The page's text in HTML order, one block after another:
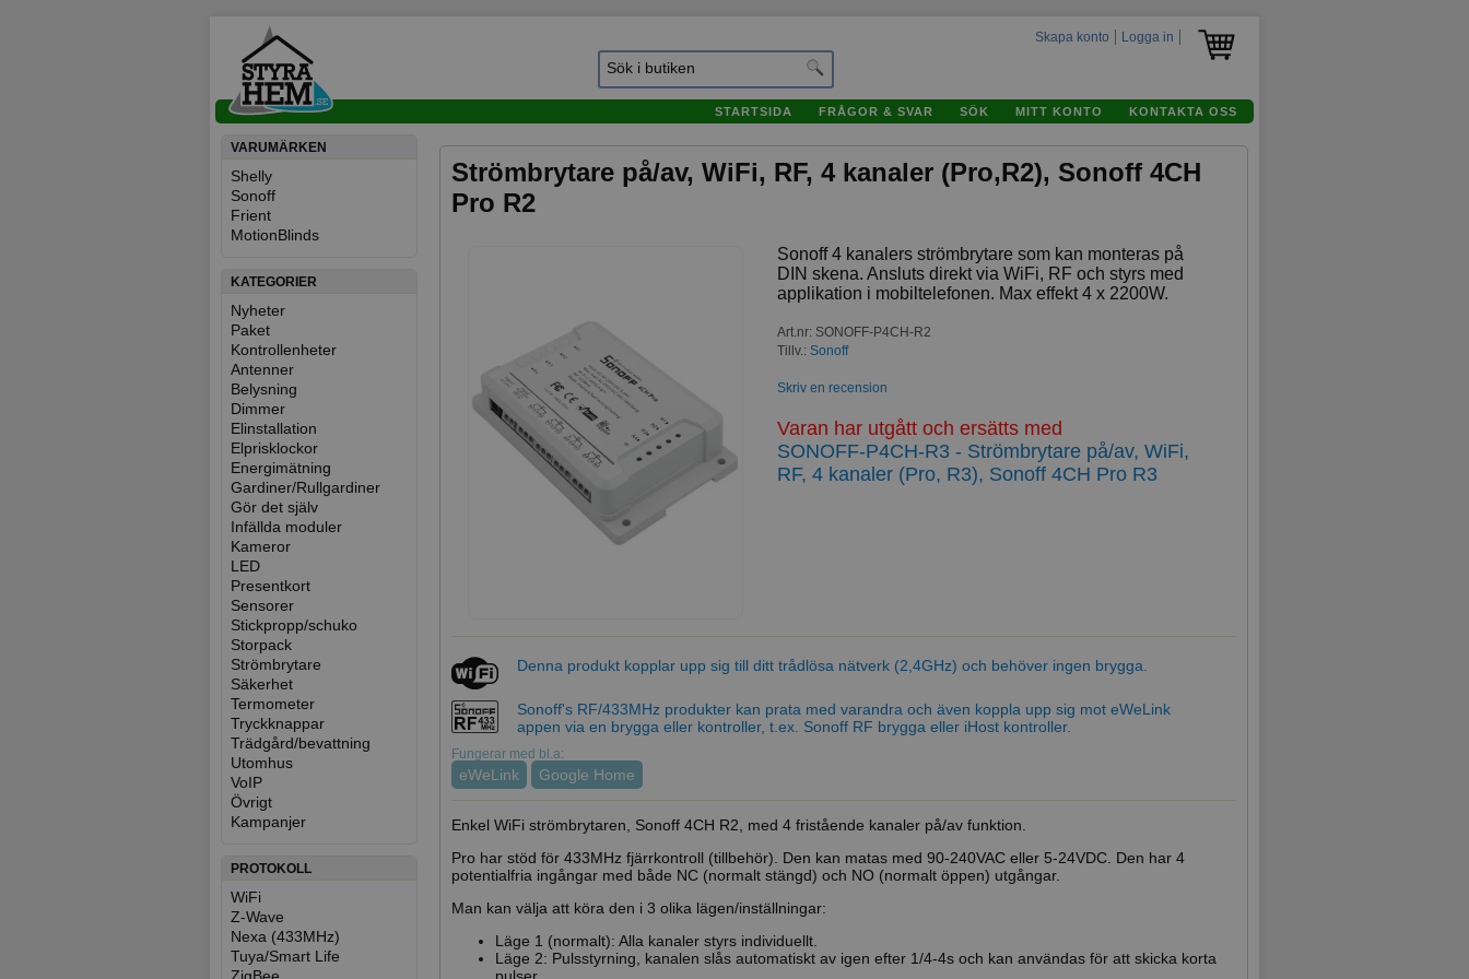
Skapa konto Logga in
STARTSIDA FRÅGOR & SVAR SÖK MITT KONTO KONTAKTA OSS
VARUMÄRKEN
Shelly
Sonoff
Frient
MotionBlinds
KATEGORIER
Nyheter
Paket
Kontrollenheter
Antenner
Belysning
Dimmer
Elinstallation
Elprisklockor
Energimätning
Gardiner/Rullgardiner
Gör det själv
Infällda moduler
Kameror
LED
Presentkort
Sensorer
Stickpropp/schuko
Storpack
Strömbrytare
Säkerhet
Termometer
Tryckknappar
Trädgård/bevattning
Utomhus
VoIP
Övrigt
Kampanjer
PROTOKOLL
WiFi
Z-Wave
Nexa (433MHz)
Tuya/Smart Life
Strömbrytare på/av, WiFi, RF, 4 kanaler (Pro,R2), Sonoff 4CH
Pro R2
Sonoff 4 kanalers strömbrytare som kan monteras på
DIN skena. Ansluts direkt via WiFi, RF och styrs med
applikation i mobiltelefonen. Max effekt 4 x 2200W.
Art.nr: SONOFF-P4CH-R2
Tillv.: Sonoff
Skriv en recension
Varan har utgått och ersätts med
SONOFF-P4CH-R3 - Strömbrytare på/av, WiFi,
RF, 4 kanaler (Pro, R3), Sonoff 4CH Pro R3
Denna produkt kopplar upp sig till ditt trådlösa nätverk (2,4GHz) och behöver ingen brygga.
Sonoff's RF/433MHz produkter kan prata med varandra och även koppla upp sig mot eWeLink
appen via en brygga eller kontroller, t.ex. Sonoff RF brygga eller iHost kontroller.
Fungerar med bl.a:
eWeLink Google Home
Enkel WiFi strömbrytaren, Sonoff 4CH R2, med 4 fristående kanaler på/av funktion.
Pro har stöd för 433MHz fjärrkontroll (tillbehör). Den kan matas med 90-240VAC eller 5-24VDC. Den har 4
potentialfria ingångar med både NC (normalt stängd) och NO (normalt öppen) utgångar.
Man kan välja att köra den i 3 olika lägen/inställningar:
Läge 1 (normalt): Alla kanaler styrs individuellt.
Läge 2: Pulsstyrning, kanalen slås automatiskt av igen efter 1/4-4s och kan användas för att skicka korta